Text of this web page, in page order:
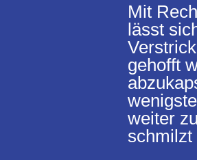
Mit
lässt
gehofft
weiter
schmilzt